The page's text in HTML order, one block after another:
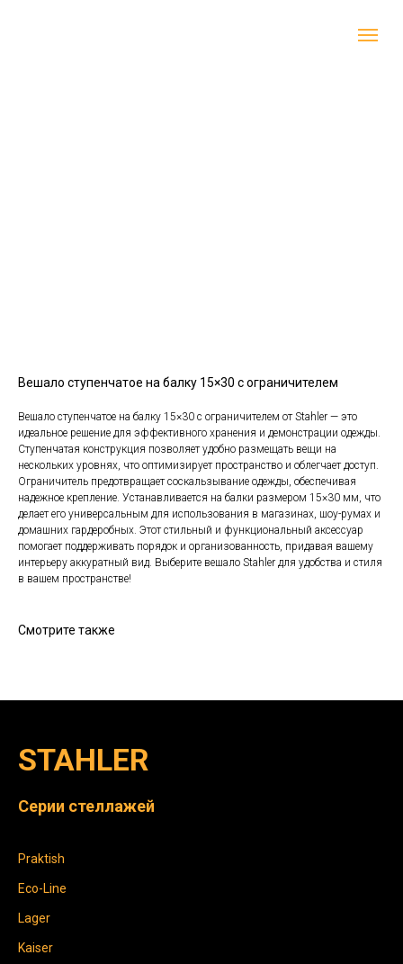
Вешало ступенчатое на балку 15×30 с ограничителем
Вешало ступенчатое на балку 15×30 с ограничителем от Stahler — это
идеальное решение для эффективного хранения и демонстрации одежды.
Ступенчатая конструкция позволяет удобно размещать вещи на
нескольких уровнях, что оптимизирует пространство и облегчает доступ.
Ограничитель предотвращает соскальзывание одежды, обеспечивая
надежное крепление. Устанавливается на балки размером 15×30 мм, что
делает его универсальным для использования в магазинах, шоу-румах и
домашних гардеробных. Этот стильный и функциональный аксессуар
помогает поддерживать порядок и организованность, придавая вашему
интерьеру аккуратный вид. Выберите вешало Stahler для удобства и стиля
в вашем пространстве!
Смотрите также
Серии стеллажей
STAHLER
Praktish
Eco-Line
Lager
Kaiser